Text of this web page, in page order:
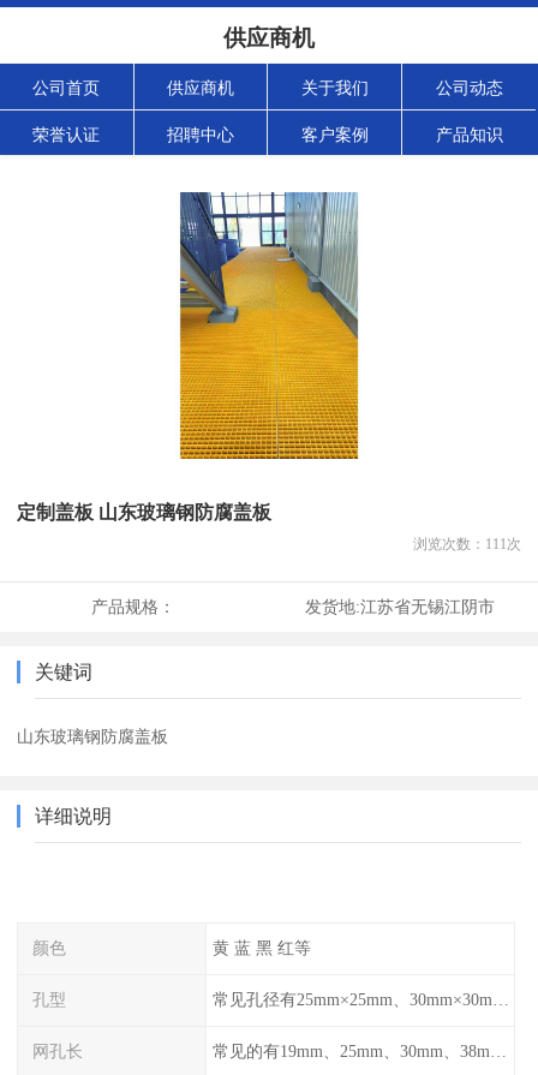
供应商机
公司首页 供应商机 关于我们 公司动态
荣誉认证 招聘中心 客户案例 产品知识
定制盖板 山东玻璃钢防腐盖板
浏览次数： 111次
产品规格： 发货地:江苏省无锡江阴市
关键词
山东玻璃钢防腐盖板
详细说明
颜色 黄 蓝 黑 红等
孔型
网孔长